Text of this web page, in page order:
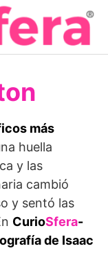
más
huella
y las
cambió
y sentó las
CurioSfera-
de Isaac